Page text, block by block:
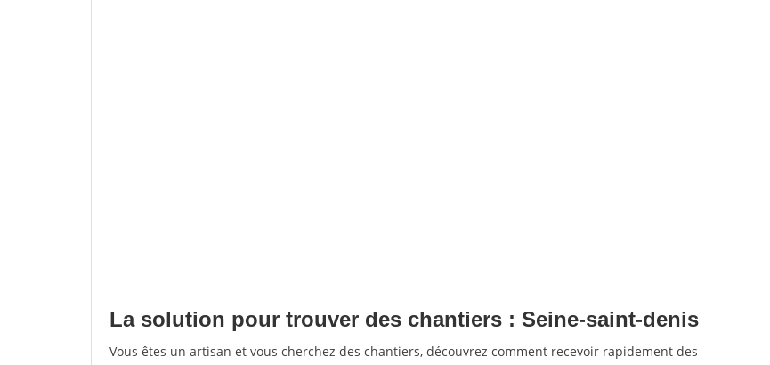
La solution pour trouver des chantiers : Seine-saint-denis
Vous êtes un artisan et vous cherchez des chantiers, découvrez comment recevoir rapidement des